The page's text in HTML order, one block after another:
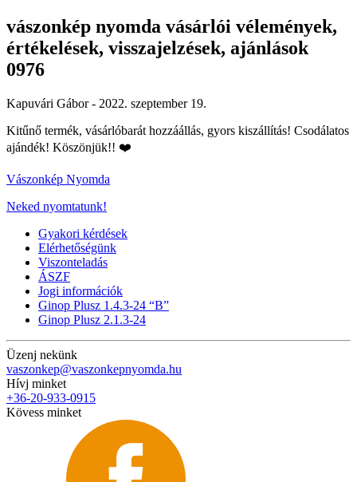
vászonkép nyomda vásárlói vélemények,
értékelések, visszajelzések, ajánlások
0976
Kapuvári Gábor - 2022. szeptember 19.
Kitűnő termék, vásárlóbarát hozzáállás, gyors kiszállítás! Csodálatos
ajándék! Köszönjük!! ❤️
Vászonkép Nyomda
Neked nyomtatunk!
Gyakori kérdések
Elérhetőségünk
Viszonteladás
ÁSZF
Jogi információk
Ginop Plusz 1.4.3-24 “B”
Ginop Plusz 2.1.3-24
Üzenj nekünk
vaszonkep@vaszonkepnyomda.hu
Hívj minket
+36-20-933-0915
Kövess minket